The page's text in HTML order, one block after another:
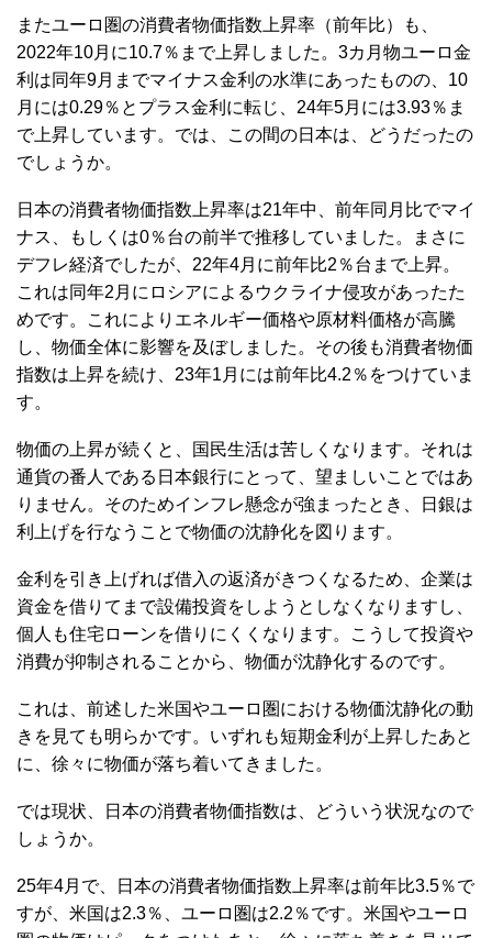
またユーロ圏の消費者物価指数上昇率（前年比）も、
2022年10月に10.7％まで上昇しました。3カ月物ユーロ金
利は同年9月までマイナス金利の水準にあったものの、10
月には0.29％とプラス金利に転じ、24年5月には3.93％ま
で上昇しています。では、この間の日本は、どうだったの
でしょうか。
日本の消費者物価指数上昇率は21年中、前年同月比でマイ
ナス、もしくは0％台の前半で推移していました。まさに
デフレ経済でしたが、22年4月に前年比2％台まで上昇。
これは同年2月にロシアによるウクライナ侵攻があったた
めです。これによりエネルギー価格や原材料価格が高騰
し、物価全体に影響を及ぼしました。その後も消費者物価
指数は上昇を続け、23年1月には前年比4.2％をつけていま
す。
物価の上昇が続くと、国民生活は苦しくなります。それは
通貨の番人である日本銀行にとって、望ましいことではあ
りません。そのためインフレ懸念が強まったとき、日銀は
利上げを行なうことで物価の沈静化を図ります。
金利を引き上げれば借入の返済がきつくなるため、企業は
資金を借りてまで設備投資をしようとしなくなりますし、
個人も住宅ローンを借りにくくなります。こうして投資や
消費が抑制されることから、物価が沈静化するのです。
これは、前述した米国やユーロ圏における物価沈静化の動
きを見ても明らかです。いずれも短期金利が上昇したあと
に、徐々に物価が落ち着いてきました。
では現状、日本の消費者物価指数は、どういう状況なので
しょうか。
25年4月で、日本の消費者物価指数上昇率は前年比3.5％で
すが、米国は2.3％、ユーロ圏は2.2％です。米国やユーロ